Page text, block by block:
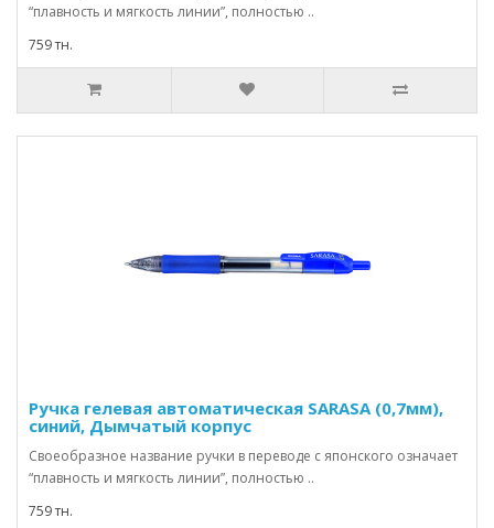
“плавность и мягкость линии”, полностью ..
759 тн.
Ручка гелевая автоматическая SARASA (0,7мм),
синий, Дымчатый корпус
Своеобразное название ручки в переводе с японского означает
“плавность и мягкость линии”, полностью ..
759 тн.